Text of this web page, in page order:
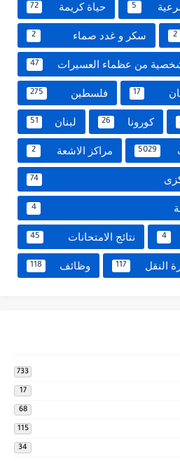
5 حياة كريمة 72
2 سكر و غدد صماء 2
من عظماء العسيرات 47
17 فلسطين 275
كورونا 26 لبنان 51
5029 مراكز الاشعة 2
74
4
4 نتائج الامتحانات 45
النقل 117 وظائف 118
733
17
68
115
34